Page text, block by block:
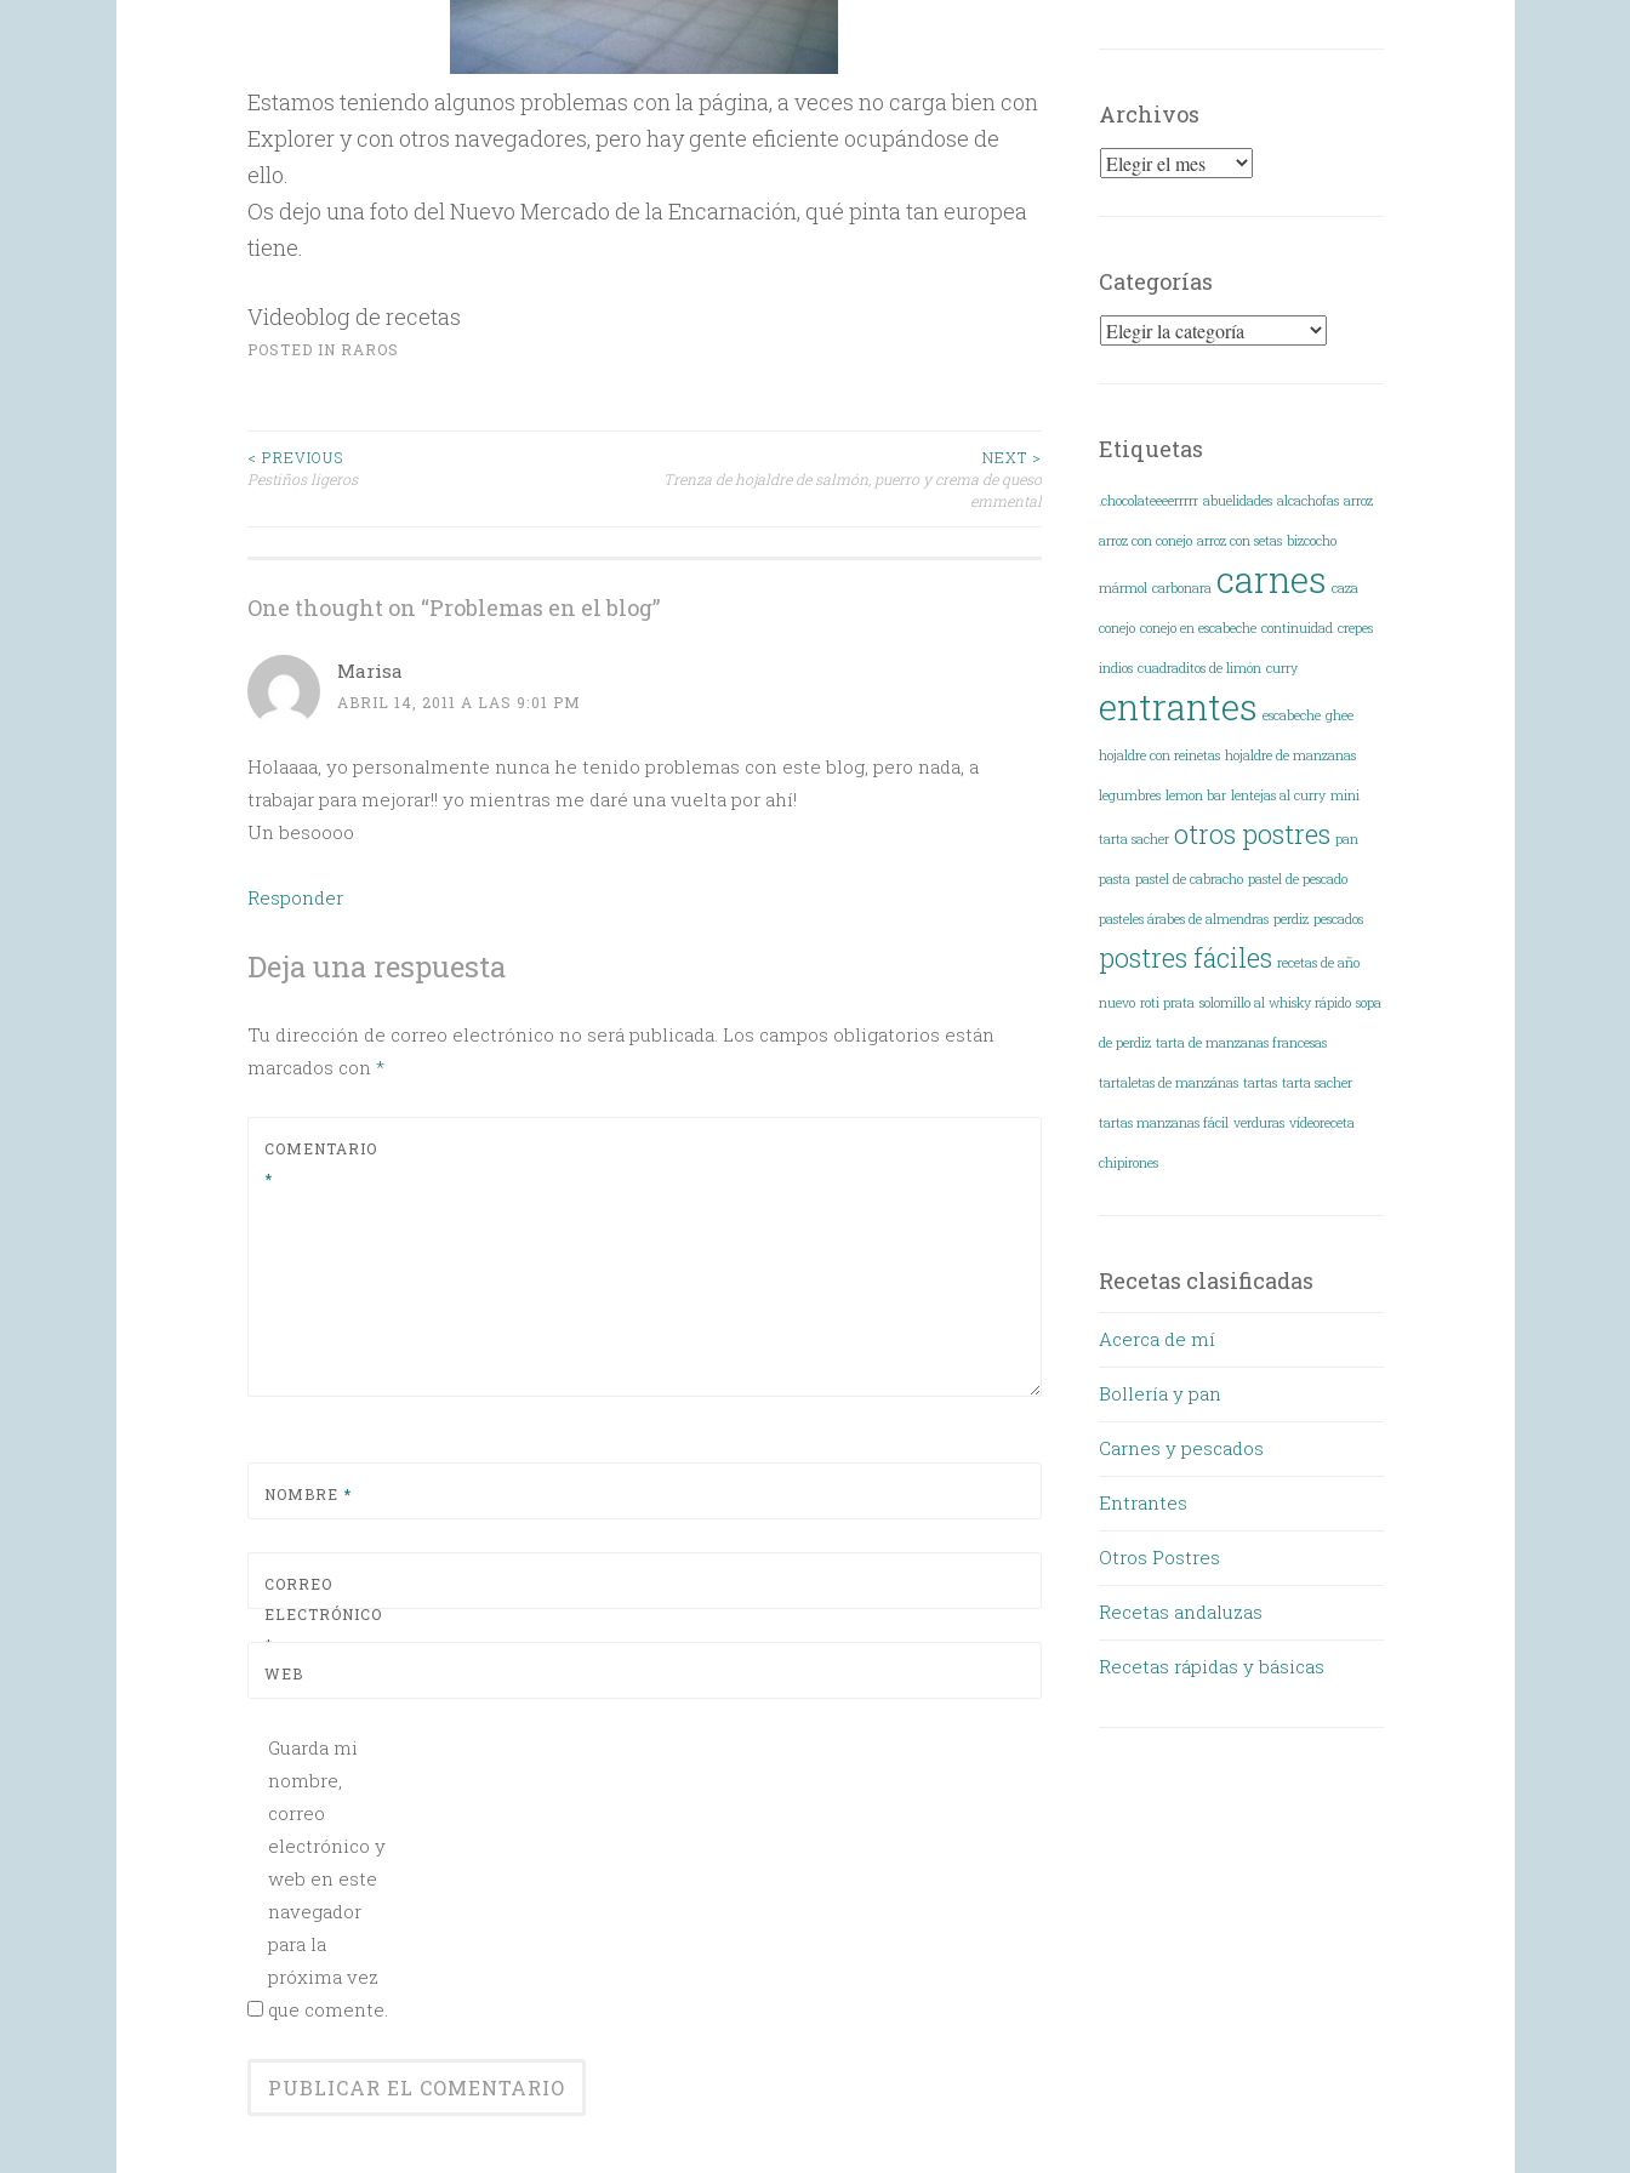
Estamos teniendo algunos problemas con la página, a veces no carga bien con
Explorer y con otros navegadores, pero hay gente eficiente ocupándose de
ello.
Os dejo una foto del Nuevo Mercado de la Encarnación, qué pinta tan europea
tiene.
Videoblog de recetas
POSTED IN RAROS
Post
< PREVIOUS
Pestiños ligeros
NEXT >
Trenza de hojaldre de salmón, puerro y crema de queso
emmental
One thought on “Problemas en el blog”
Marisa
ABRIL 14, 2011 A LAS 9:01 PM
Holaaaa, yo personalmente nunca he tenido problemas con este blog, pero nada, a
trabajar para mejorar!! yo mientras me daré una vuelta por ahí!
Un besoooo
Responder
Deja una respuesta
Tu dirección de correo electrónico no será publicada. Los campos obligatorios están
marcados con *
COMENTARIO
*
NOMBRE *
CORREO
ELECTRÓNICO
*
WEB
Guarda mi
nombre,
correo
electrónico y
web en este
navegador
para la
próxima vez
que comente.
Archivos
Archivos
Categorías
Categorías
Etiquetas
.chocolateeeerrrrr abuelidades alcachofas arroz
arroz con conejo arroz con setas bizcocho
mármol carbonara carnes caza
conejo conejo en escabeche continuidad crepes
indios cuadraditos de limón curry
entrantes escabeche ghee
hojaldre con reinetas hojaldre de manzanas
legumbres lemon bar lentejas al curry mini
tarta sacher otros postres pan
pasta pastel de cabracho pastel de pescado
pasteles árabes de almendras perdiz pescados
postres fáciles recetas de año
nuevo roti prata solomillo al whisky rápido sopa
de perdiz tarta de manzanas francesas
tartaletas de manzánas tartas tarta sacher
tartas manzanas fácil verduras vídeoreceta
chipirones
Recetas clasificadas
Acerca de mí
Bollería y pan
Carnes y pescados
Entrantes
Otros Postres
Recetas andaluzas
Recetas rápidas y básicas